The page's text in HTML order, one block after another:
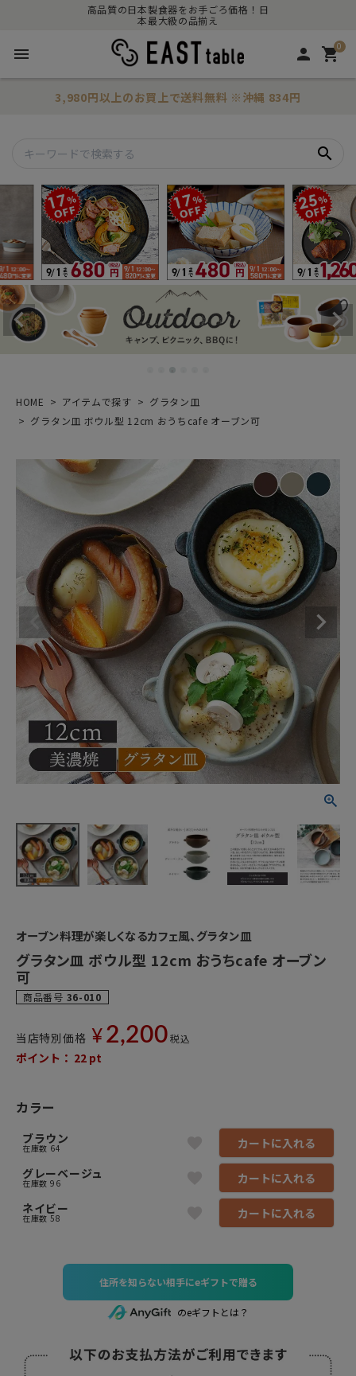
高品質の日本製食器をお手ごろ価格！日
本最大級の品揃え
menu person 0
shopping_cart
3,980円以上のお買上で送料無料 ※沖縄 834円
search
HOME アイテムで探す
グラタン皿
グラタン皿 ボウル型 12cm おうちcafe オーブン可
オーブン料理が楽しくなるカフェ風、グラタン皿
グラタン皿 ボウル型 12cm おうちcafe オーブン
可
商品番号 36-010
当店特別価格 ¥ 2,200 税込
ポイント： 22 pt
カラー
ブラウン
在庫数 64
カートに入れる
グレーベージュ
在庫数 96
カートに入れる
ネイビー
在庫数 58 カートに入れる
住所を知らない相手にeギフトで贈る
のeギフトとは？